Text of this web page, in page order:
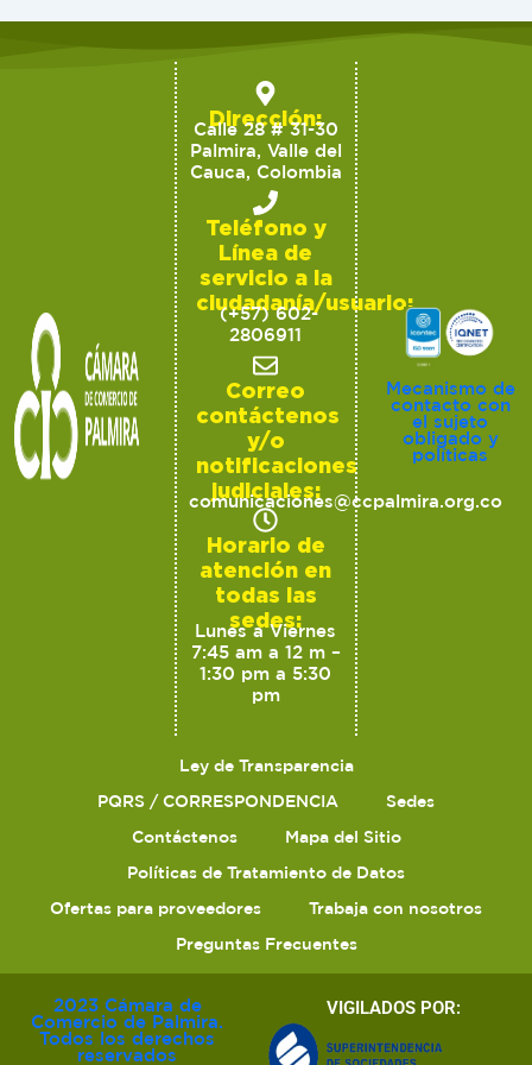
Dirección:
Calle 28 # 31-30
Palmira, Valle del
Cauca, Colombia
Teléfono y
Línea de
servicio a la
ciudadanía/usuario:
(+57) 602-
2806911
Correo
contáctenos
y/o
notificaciones
judiciales:
comunicaciones@ccpalmira.org.co
Horario de
atención en
todas las
sedes:
Lunes a Viernes
7:45 am a 12 m –
1:30 pm a 5:30
pm
Mecanismo de
contacto con
el sujeto
obligado y
políticas
Ley de Transparencia
PQRS / CORRESPONDENCIA
Sedes
Contáctenos
Mapa del Sitio
Políticas de Tratamiento de Datos
Ofertas para proveedores
Trabaja con nosotros
Preguntas Frecuentes
2023 Cámara de
Comercio de Palmira.
Todos los derechos
reservados
VIGILADOS POR: